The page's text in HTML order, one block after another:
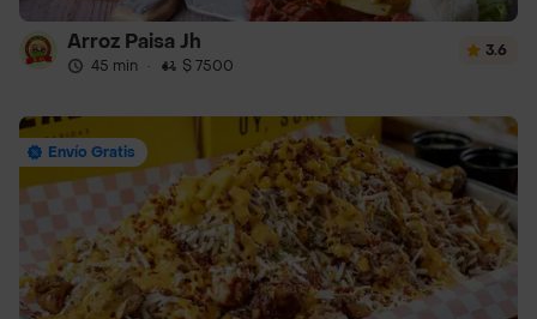
Arroz Paisa Jh
45 min · $ 7500
3.6
Envío Gratis